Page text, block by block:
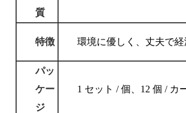
質
特徴 環境に優しく、丈夫で経
パッ
ケー
ジ
1 セット / 個、12 個 / カ